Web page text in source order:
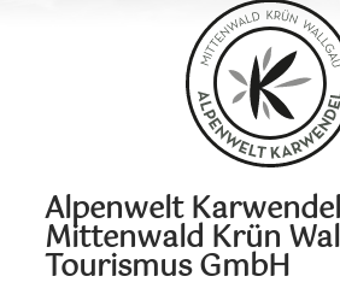
Alpenwelt Karwendel
Mittenwald Krün
Tourismus GmbH